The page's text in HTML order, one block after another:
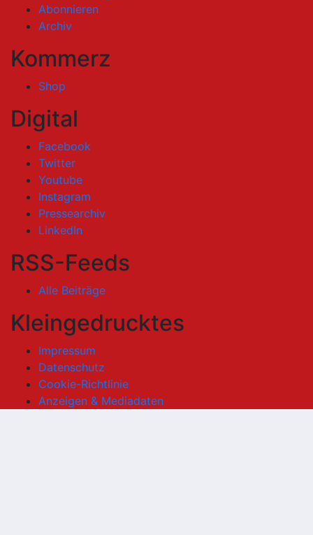
Abonnieren
Archiv
Kommerz
Shop
Digital
Facebook
Twitter
Youtube
Instagram
Pressearchiv
LinkedIn
RSS-Feeds
Alle Beiträge
Kleingedrucktes
Impressum
Datenschutz
Cookie-Richtlinie
Anzeigen & Mediadaten